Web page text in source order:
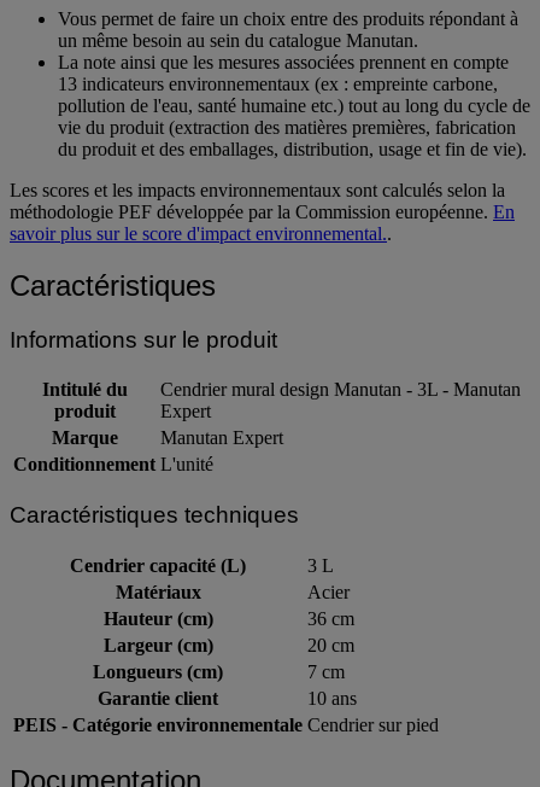
Vous permet de faire un choix entre des produits répondant à
un même besoin au sein du catalogue Manutan.
La note ainsi que les mesures associées prennent en compte
13 indicateurs environnementaux (ex : empreinte carbone,
pollution de l'eau, santé humaine etc.) tout au long du cycle de
vie du produit (extraction des matières premières, fabrication
du produit et des emballages, distribution, usage et fin de vie).
Les scores et les impacts environnementaux sont calculés selon la
méthodologie PEF développée par la Commission européenne. En
savoir plus sur le score d'impact environnemental..
Caractéristiques
Informations sur le produit
Intitulé du
produit
Cendrier mural design Manutan - 3L - Manutan
Expert
Marque
Manutan Expert
Conditionnement L'unité
Caractéristiques techniques
Cendrier capacité (L)
3 L
Matériaux
Acier
Hauteur (cm)
36 cm
Largeur (cm)
20 cm
Longueurs (cm)
7 cm
Garantie client
10 ans
PEIS - Catégorie environnementale Cendrier sur pied
Documentation